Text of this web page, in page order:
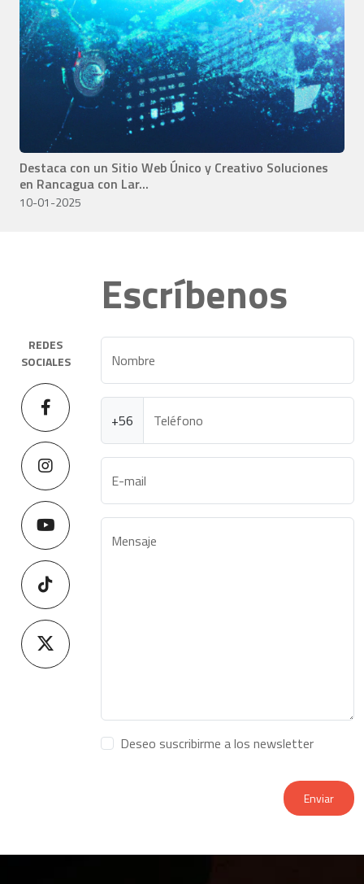
Destaca con un Sitio Web Único y Creativo Soluciones
en Rancagua con Lar...
10-01-2025
REDES
SOCIALES
Escríbenos
Nombre
+56 Teléfono
E-mail
Mensaje
Deseo suscribirme a los newsletter
Enviar